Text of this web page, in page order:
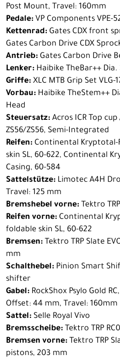
Post Mount, Travel: 160mm
Pedale: VP Components VPE-
Kettenrad: Gates CDX front
Gates Carbon Drive CDX
Antrieb: Gates Carbon Drive
Lenker: Haibike TheBar++
Griffe: XLC MTB Grip Set VLG-
Vorbau: Haibike TheStem++
Head
Steuersatz: Acros ICR Top
ZS56/ZS56, Semi-Integrated
Reifen: Continental Kryptotal-
skin SL, 60-622, Continental
Casing, 60-584
Sattelstütze: Limotec A4H
Travel: 125 mm
Bremshebel vorne: Tektro
Reifen vorne: Continental
foldable skin SL, 60-622
Bremsen: Tektro TRP Slate
mm
Schalthebel: Pinion Smart
shifter
Gabel: RockShox Psylo Gold
Offset: 44 mm, Travel: 160mm
Sattel: Selle Royal Vivo
Bremsscheibe: Tektro TRP
Bremsen vorne: Tektro TRP
pistons, 203 mm